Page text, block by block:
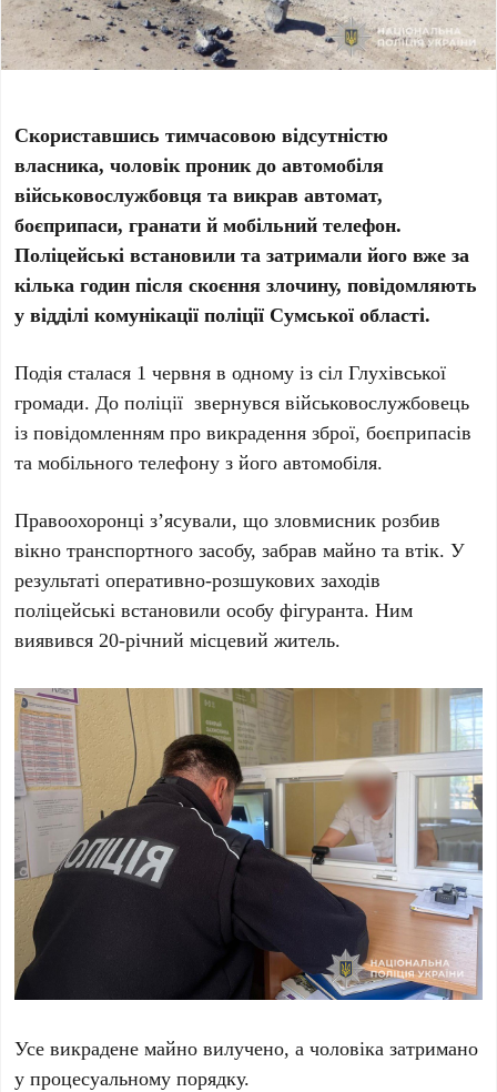
Скориставшись тимчасовою відсутністю
власника, чоловік проник до автомобіля
військовослужбовця та викрав автомат,
боєприпаси, гранати й мобільний телефон.
Поліцейські встановили та затримали його вже за
кілька годин після скоєння злочину, повідомляють
у відділі комунікації поліції Сумської області.
Подія сталася 1 червня в одному із сіл Глухівської
громади. До поліції звернувся військовослужбовець
із повідомленням про викрадення зброї, боєприпасів
та мобільного телефону з його автомобіля.
Правоохоронці з’ясували, що зловмисник розбив
вікно транспортного засобу, забрав майно та втік. У
результаті оперативно-розшукових заходів
поліцейські встановили особу фігуранта. Ним
виявився 20-річний місцевий житель.
Усе викрадене майно вилучено, а чоловіка затримано
у процесуальному порядку.